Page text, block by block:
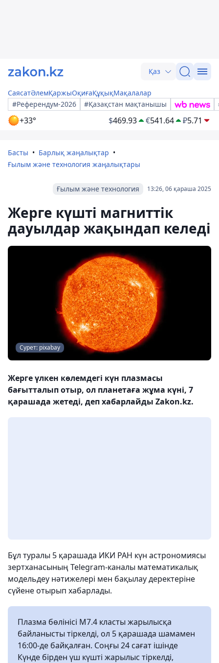
Қаз
СаясатӘлемҚаржыОқиғаҚұқықМақалалар
#Референдум-2026
#Қазақстан мақтанышы
+33° $469.93 €541.64 ₽5.71
Басты
Барлық жаңалықтар
Ғылым және технология жаңалықтары
13:26, 06 қараша 2025
Ғылым және технология
Жерге күшті магниттік
дауылдар жақындап келеді
Сурет: pixabay
Жерге үлкен көлемдегі күн плазмасы
бағытталып отыр, ол планетаға жұма күні, 7
қарашада жетеді, деп хабарлайды Zakon.kz.
Бұл туралы 5 қарашада ИКИ РАН күн астрономиясы
зертханасының Telegram-каналы математикалық
модельдеу нәтижелері мен бақылау деректеріне
сүйене отырып хабарлады.
Плазма бөлінісі M7.4 класты жарылысқа
байланысты тіркелді, ол 5 қарашада шамамен
16:00-де байқалған. Соңғы 24 сағат ішінде
Күнде бірден үш күшті жарылыс тіркелді,